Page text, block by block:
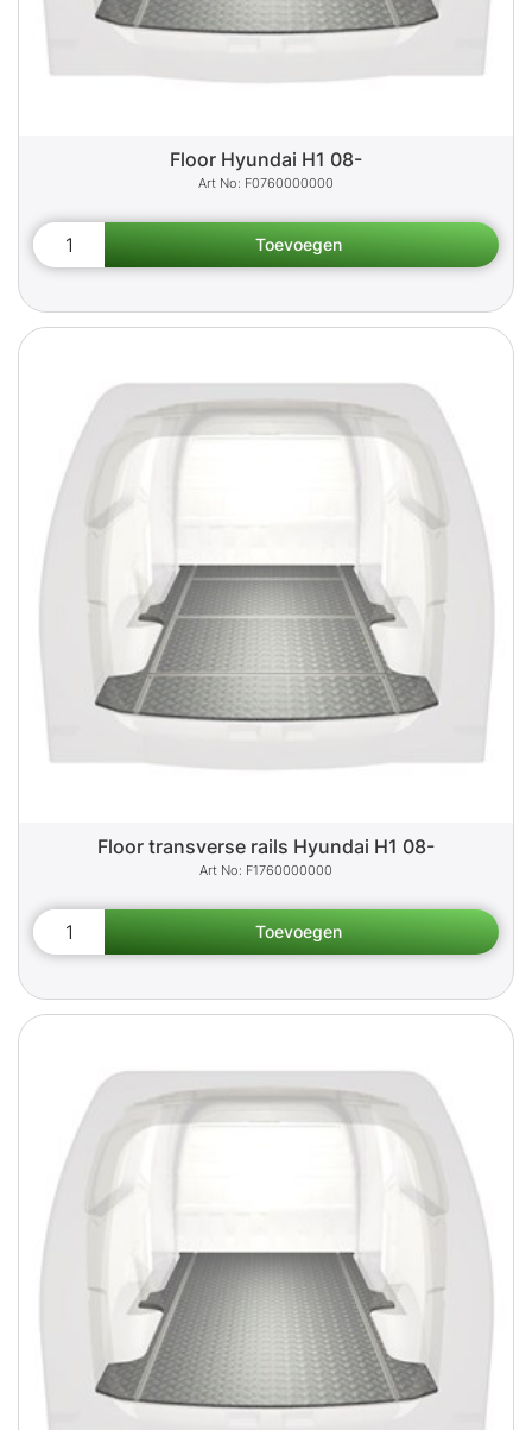
Floor Hyundai H1 08-
F0760000000
Floor transverse rails Hyundai H1 08-
F1760000000